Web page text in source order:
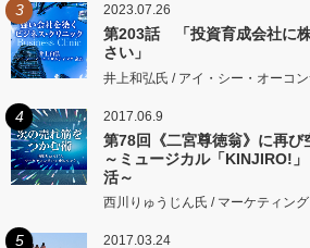
3 2023.07.26
第203話 「投資育成会社に
さい」
井上和弘氏 / アイ・シー・オーコ
4 2017.06.9
第78回《二宮尊徳翁》に再び
～ミュージカル「KINJIRO!
活～
西川りゅうじん氏 / マーケティン
5 2017.03.24